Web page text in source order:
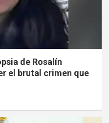
de Rosalín
el brutal crimen que